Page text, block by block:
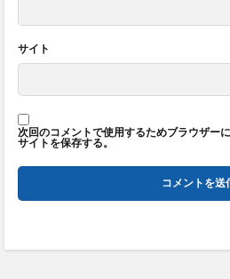
サイト
次回のコメントで使用するためブラウザー
サイトを保存する。